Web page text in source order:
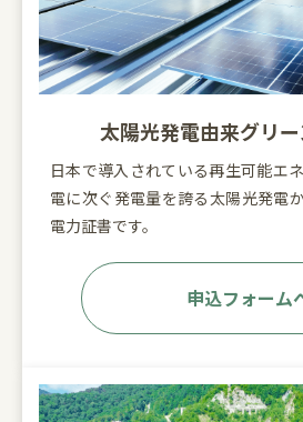
太陽光発電由来グリ
日本で導入されている再生可能エ
電に次ぐ発電量を誇る太陽光発電
電力証書です。
申込フォーム